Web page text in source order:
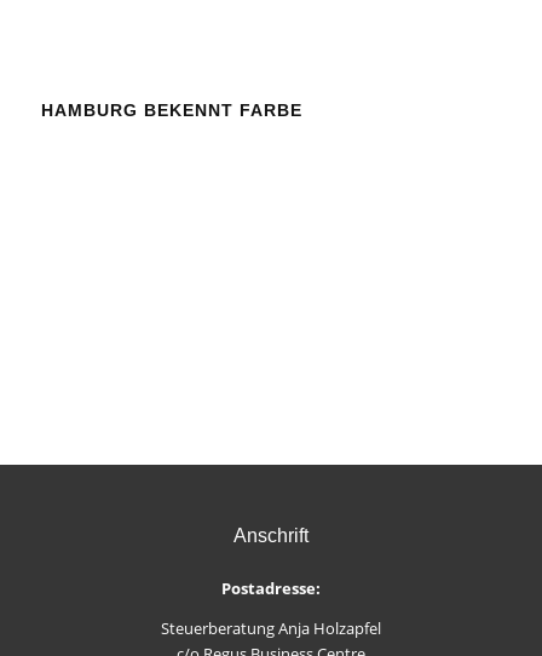
HAMBURG BEKENNT FARBE
Anschrift
Postadresse:
Steuerberatung Anja Holzapfel